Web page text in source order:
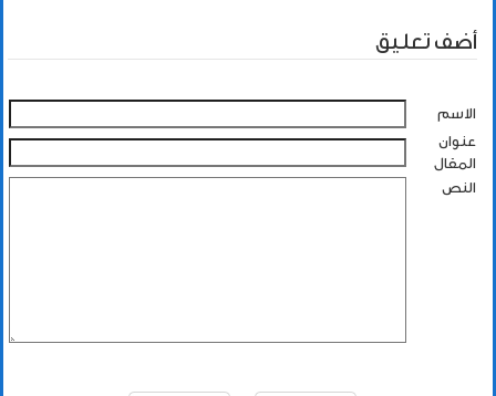
أضف تعليق
الاسم
عنوان
المقال
النص